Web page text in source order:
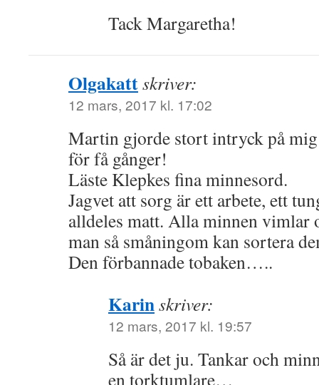
Tack Margaretha!
Olgakattskriver:
12 mars, 2017 kl. 17:02
Martin gjorde stort intryck på
för få gånger!
Läste Klepkes fina minnesord.
Jagvet att sorg är ett arbete, ett
alldeles matt. Alla minnen
man så småningom kan sortera
Den förbannade tobaken…..
Karinskriver:
12 mars, 2017 kl. 19:57
Så är det ju. Tankar och
en torktumlare…